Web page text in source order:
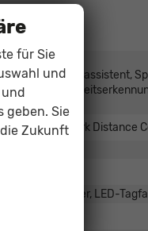
Berganfahrassistent,
vorne, Park Distance
Scheinwerfer, LED-
für Sie
und
geben. Sie
Zukunft